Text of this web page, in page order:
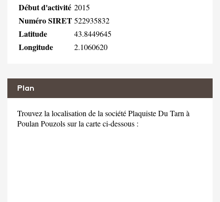
Début d'activité 2015
Numéro SIRET522935832
Latitude 43.8449645
Longitude 2.1060620
Plan
Trouvez la localisation de la société Plaquiste Du Tarn à
Poulan Pouzols sur la carte ci-dessous :